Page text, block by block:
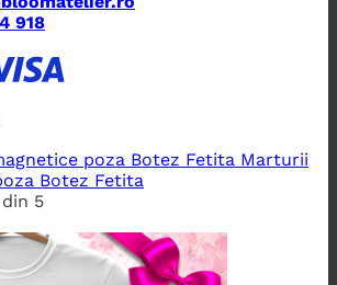
918
Marturii
Botez Fetita
din 5